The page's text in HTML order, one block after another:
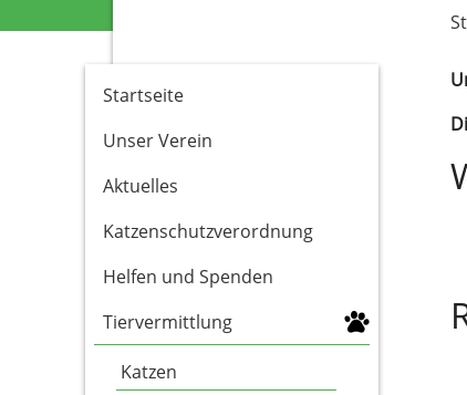
Startseite
Unser Verein
Aktuelles
Katzenschutzverordnung
Helfen und Spenden
Tiervermittlung
Katzen